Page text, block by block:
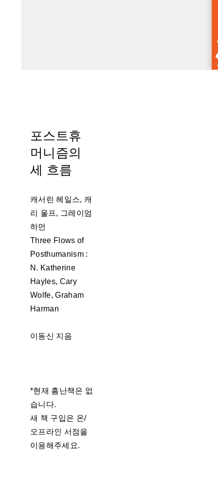
포스트휴
머니즘의
세 흐름
캐서린 헤일스, 캐
리 울프, 그레이엄
하먼
Three Flows of
Posthumanism :
N. Katherine
Hayles, Cary
Wolfe, Graham
Harman
이동신 지음
*현재 흠난책은 없
습니다.
새 책 구입은 온/
오프라인 서점을
이용해주세요.